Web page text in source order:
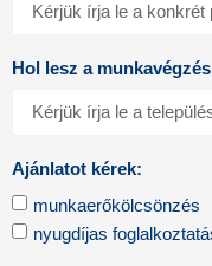
Hol lesz a
Ajánlatot kérek:
munkaerőkölcsönzés
nyugdíjas